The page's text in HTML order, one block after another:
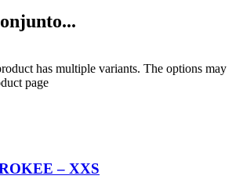
has multiple variants. The options may
page
– XXS